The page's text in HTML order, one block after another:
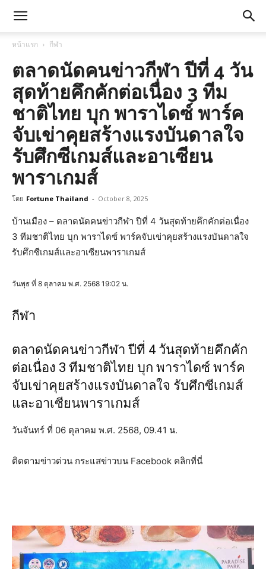
หน้าแรก กีฬา
ตลาดนัดคนข่าวกีฬา ปีที่ 4 วัน
สุดท้ายคึกคักต่อเนื่อง 3 ทีม
ชาติไทย บุก พาราไดซ์ พาร์ค
จับเข่าคุยสร้างแรงบันดาลใจ
รับศึกซีเกมส์และอาเซียน
พาราเกมส์
โดย Fortune Thailand - October 8, 2025
บ้านเมือง – ตลาดนัดคนข่าวกีฬา ปีที่ 4 วันสุดท้ายคึกคักต่อเนื่อง
3 ทีมชาติไทย บุก พาราไดซ์ พาร์คจับเข่าคุยสร้างแรงบันดาลใจ
รับศึกซีเกมส์และอาเซียนพาราเกมส์
วันพุธ ที่ 8 ตุลาคม พ.ศ. 2568 19:02 น.
กีฬา
ตลาดนัดคนข่าวกีฬา ปีที่ 4 วันสุดท้ายคึกคัก
ต่อเนื่อง 3 ทีมชาติไทย บุก พาราไดซ์ พาร์ค
จับเข่าคุยสร้างแรงบันดาลใจ รับศึกซีเกมส์
และอาเซียนพาราเกมส์
วันจันทร์ ที่ 06 ตุลาคม พ.ศ. 2568, 09.41 น.
ติดตามข่าวด่วน กระแสข่าวบน Facebook คลิกที่นี่